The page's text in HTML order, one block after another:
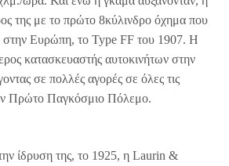
της με το πρώτο 8κύλινδρο όχημα που
στην Ευρώπη, το Type FF του 1907. Η
κατασκευαστής αυτοκινήτων στην
σε πολλές αγορές σε όλες τις
Πρώτο Παγκόσμιο Πόλεμο.
ίδρυση της, το 1925, η Laurin &